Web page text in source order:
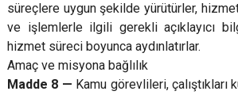
süreçlere uygun şekilde yürütürler,
ve işlemlerle ilgili gerekli açıklayıcı
hizmet süreci boyunca aydınlatırlar.
Amaç ve misyona bağlılık
Madde 8 — Kamu görevlileri, çalıştıkları